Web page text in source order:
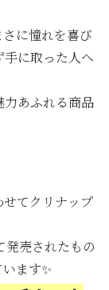
に憧れを喜び
に取った人へ
あふれる商品
てクリナップ
発売されたもの
ます✨